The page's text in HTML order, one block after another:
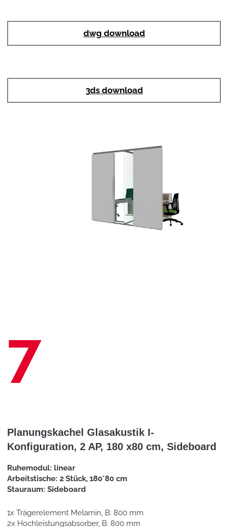
dwg download
3ds download
7
Planungskachel Glasakustik I-
Konfiguration, 2 AP, 180 x80 cm, Sideboard
Ruhemodul: linear
Arbeitstische: 2 Stück, 180*80 cm
Stauraum: Sideboard
1x Trägerelement Melamin, B: 800 mm
2x Hochleistungsabsorber, B: 800 mm